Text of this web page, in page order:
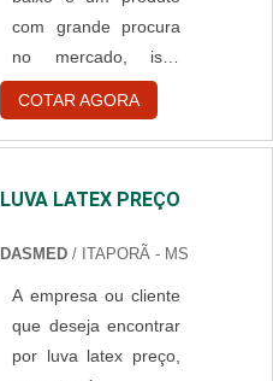
com grande procura
no mercado, isso
porque ela pode ser
utilizada para
diversas atividades. É
dentro de hospitais e
da luva O látex
utilizado na
fabricação das luvas
COTAR AGORA
LUVA LATEX PREÇO
DASMED / ITAPORÃ - MS
A empresa ou cliente
que deseja encontrar
por luva latex preço,